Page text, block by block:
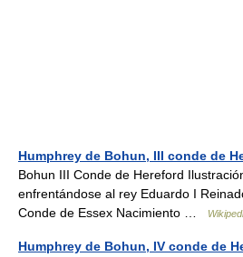
Humphrey de Bohun, III conde de
Bohun III Conde de Hereford
enfrentándose al rey Eduardo I
Conde de Essex Nacimiento …
Humphrey de Bohun, IV conde de